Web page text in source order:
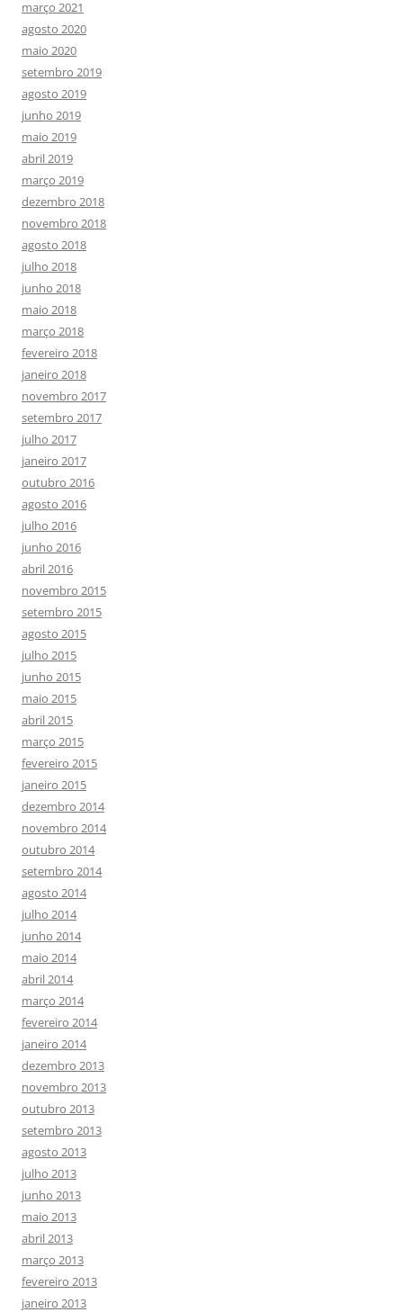
março 2021
agosto 2020
maio 2020
setembro 2019
agosto 2019
junho 2019
maio 2019
abril 2019
março 2019
dezembro 2018
novembro 2018
agosto 2018
julho 2018
junho 2018
maio 2018
março 2018
fevereiro 2018
janeiro 2018
novembro 2017
setembro 2017
julho 2017
janeiro 2017
outubro 2016
agosto 2016
julho 2016
junho 2016
abril 2016
novembro 2015
setembro 2015
agosto 2015
julho 2015
junho 2015
maio 2015
abril 2015
março 2015
fevereiro 2015
janeiro 2015
dezembro 2014
novembro 2014
outubro 2014
setembro 2014
agosto 2014
julho 2014
junho 2014
maio 2014
abril 2014
março 2014
fevereiro 2014
janeiro 2014
dezembro 2013
novembro 2013
outubro 2013
setembro 2013
agosto 2013
julho 2013
junho 2013
maio 2013
abril 2013
março 2013
fevereiro 2013
janeiro 2013